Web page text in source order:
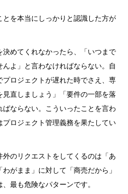
を本当にしっかりと認識した方が
めてくれなかったら、「いつまで
よ」と言わなければならない。自
ロジェクトが遅れた時でさえ、専
直しましょう」「要件の一部を落
ならない。こういったことを言わ
ロジェクト管理義務を果たしてい
のリクエストをしてくるのは「あ
がまま」に対して「商売だから」
最も危険なパターンです。